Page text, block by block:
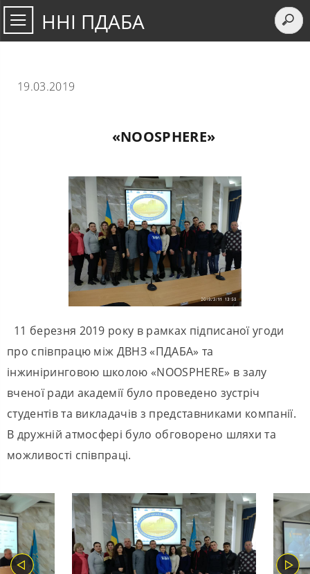
ННІ ПДАБА
19.03.2019
«NOOSPHERЕ»
11 березня 2019 року в рамках підписаної угоди
про співпрацю між ДВНЗ «ПДАБА» та
інжиніринговою школою «NOOSPHERЕ» в залу
вченої ради академії було проведено зустріч
студентів та викладачів з представниками компанії.
В дружній атмосфері було обговорено шляхи та
можливості співпраці.